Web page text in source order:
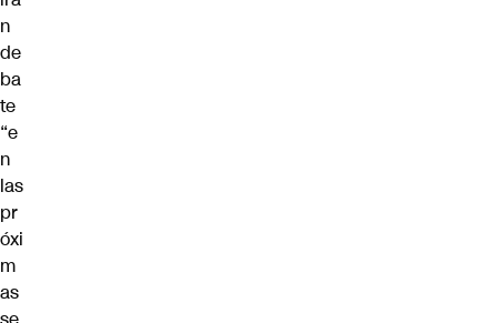
n
de
ba
te
“e
n
las
pr
óxi
m
as